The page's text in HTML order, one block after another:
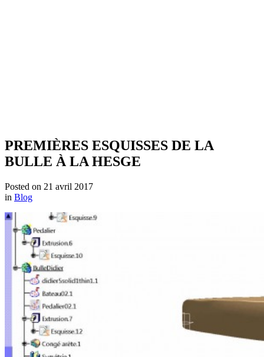
PREMIÈRES ESQUISSES DE LA
BULLE À LA HESGE
Posted on 21 avril 2017
in Blog